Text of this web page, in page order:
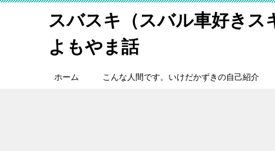
スバスキ（スバル車好きス
よもやま話
ホーム こんな人間です。いけだかずきの自己紹介